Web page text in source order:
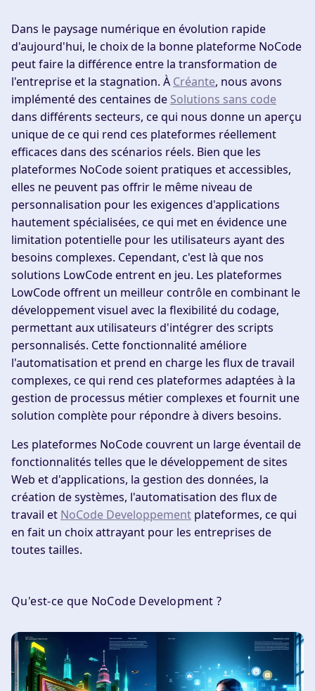
Dans le paysage numérique en évolution rapide
d'aujourd'hui, le choix de la bonne plateforme NoCode
peut faire la différence entre la transformation de
l'entreprise et la stagnation. À Créante, nous avons
implémenté des centaines de Solutions sans code
dans différents secteurs, ce qui nous donne un aperçu
unique de ce qui rend ces plateformes réellement
efficaces dans des scénarios réels. Bien que les
plateformes NoCode soient pratiques et accessibles,
elles ne peuvent pas offrir le même niveau de
personnalisation pour les exigences d'applications
hautement spécialisées, ce qui met en évidence une
limitation potentielle pour les utilisateurs ayant des
besoins complexes. Cependant, c'est là que nos
solutions LowCode entrent en jeu. Les plateformes
LowCode offrent un meilleur contrôle en combinant le
développement visuel avec la flexibilité du codage,
permettant aux utilisateurs d'intégrer des scripts
personnalisés. Cette fonctionnalité améliore
l'automatisation et prend en charge les flux de travail
complexes, ce qui rend ces plateformes adaptées à la
gestion de processus métier complexes et fournit une
solution complète pour répondre à divers besoins.
Les plateformes NoCode couvrent un large éventail de
fonctionnalités telles que le développement de sites
Web et d'applications, la gestion des données, la
création de systèmes, l'automatisation des flux de
travail et NoCode Developpement plateformes, ce qui
en fait un choix attrayant pour les entreprises de
toutes tailles.
Qu'est-ce que NoCode Development ?